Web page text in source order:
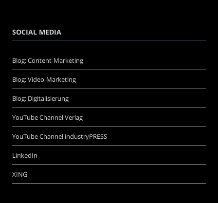
SOCIAL MEDIA
Blog: Content-Marketing
Blog: Video-Marketing
Blog: Digitalisierung
YouTube Channel Verlag
YouTube Channel industryPRESS
LinkedIn
XING